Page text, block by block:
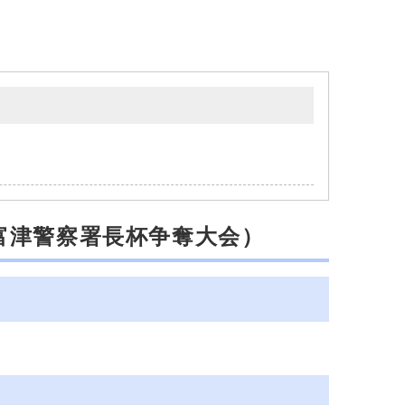
警察署長杯争奪大会）